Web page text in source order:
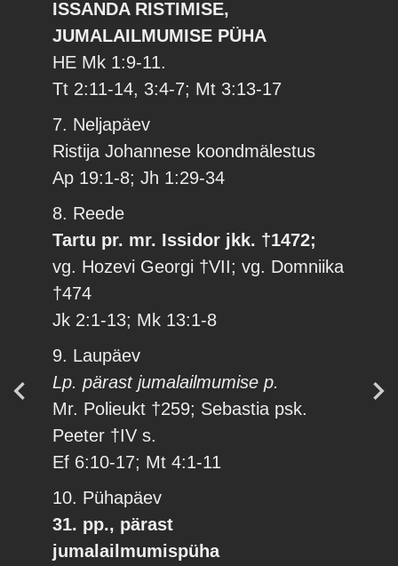
ISSANDA RISTIMISE,
JUMALAILMUMISE PÜHA
HE Mk 1:9-11.
Tt 2:11-14, 3:4-7; Mt 3:13-17
7. Neljapäev
Ristija Johannese koondmälestus
Ap 19:1-8; Jh 1:29-34
8. Reede
Tartu pr. mr. Issidor jkk. †1472;
vg. Hozevi Georgi †VII; vg. Domniika
†474
Jk 2:1-13; Mk 13:1-8
9. Laupäev
Lp. pärast jumalailmumise p.
Mr. Polieukt †259; Sebastia psk.
Peeter †IV s.
Ef 6:10-17; Mt 4:1-11
10. Pühapäev
31. pp., pärast
jumalailmumispüha